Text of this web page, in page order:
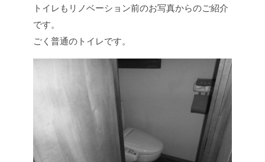
トイレもリノベーション前のお写真からのご紹介
です。
ごく普通のトイレです。